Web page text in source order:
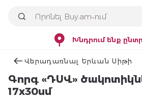
Խնդրում ենք
Վերադառնալ Երևան Սիթի
Գորգ «ԴՍՎ»
17x30սմ